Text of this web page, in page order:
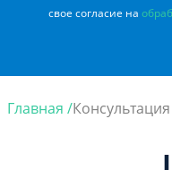
свое согласие на
Главная /